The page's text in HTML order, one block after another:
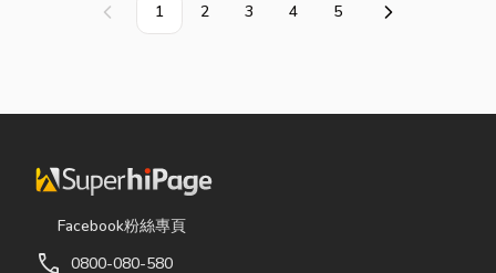
上一頁 1 2 3 4 5 下一頁
Facebook粉絲專頁
call 0800-080-580